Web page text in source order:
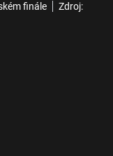
finále
Zdroj: